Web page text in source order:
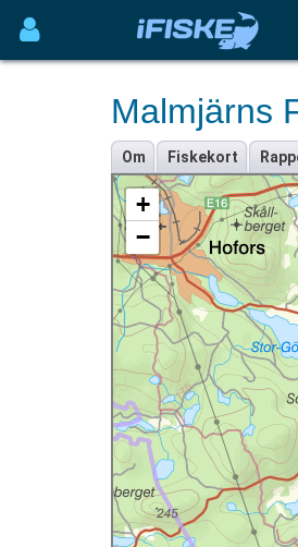
Malmjärns
Om Fiskekort
+
−